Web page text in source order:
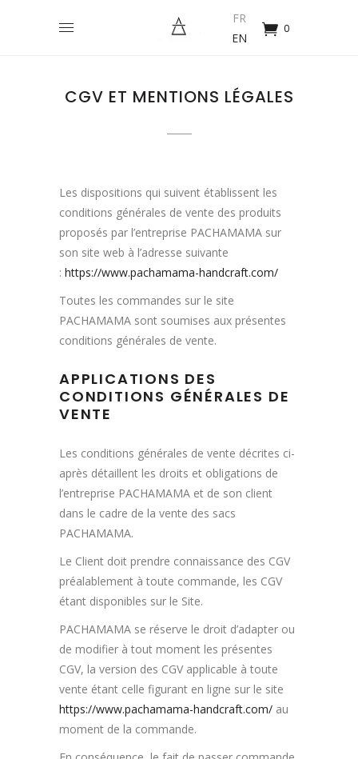
FR
EN
0
CGV ET MENTIONS LÉGALES
Les dispositions qui suivent établissent les
conditions générales de vente des produits
proposés par l’entreprise PACHAMAMA sur
son site web à l’adresse suivante
: https://www.pachamama-handcraft.com/
Toutes les commandes sur le site
PACHAMAMA sont soumises aux présentes
conditions générales de vente.
APPLICATIONS DES
CONDITIONS GÉNÉRALES DE
VENTE
Les conditions générales de vente décrites ci-
après détaillent les droits et obligations de
l’entreprise PACHAMAMA et de son client
dans le cadre de la vente des sacs
PACHAMAMA.
Le Client doit prendre connaissance des CGV
préalablement à toute commande, les CGV
étant disponibles sur le Site.
PACHAMAMA se réserve le droit d’adapter ou
de modifier à tout moment les présentes
CGV, la version des CGV applicable à toute
vente étant celle figurant en ligne sur le site
https://www.pachamama-handcraft.com/ au
moment de la commande.